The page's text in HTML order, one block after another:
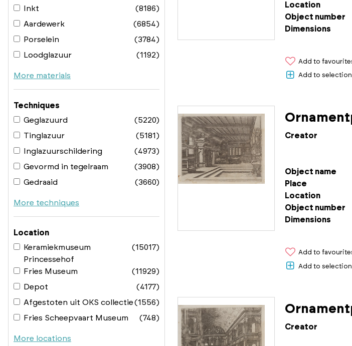
Inkt
(8186)
Aardewerk
(6854)
Porselein
(3784)
Loodglazuur
(1192)
More materials
Techniques
Geglazuurd
(5220)
Tinglazuur
(5181)
Inglazuurschildering
(4973)
Gevormd in tegelraam
(3908)
Gedraaid
(3660)
More techniques
Location
Keramiekmuseum
Princessehof
(15017)
Fries Museum
(11929)
Depot
(4177)
Afgestoten uit OKS collectie(1556)
Fries Scheepvaart Museum
(748)
More locations
Location
Object number
Dimensions
Add to
Add to selection
Creator
Object name
Place
Location
Object number
Dimensions
Add to
Add to selection
Creator